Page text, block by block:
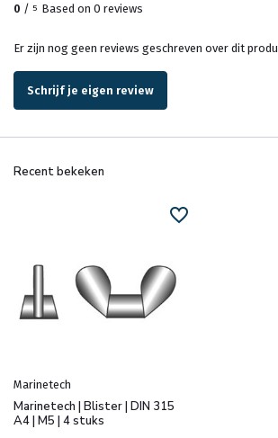
0 / 5 Based on 0 reviews
Er zijn nog geen reviews geschreven over dit
Schrijf je eigen review
Recent bekeken
Marinetech
Marinetech | Blister | DIN 315
A4 | M5 | 4 stuks